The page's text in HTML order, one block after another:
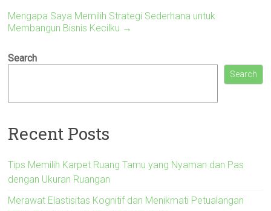
Mengapa Saya Memilih Strategi Sederhana untuk
Membangun Bisnis Kecilku →
Search
Search
Recent Posts
Tips Memilih Karpet Ruang Tamu yang Nyaman dan Pas
dengan Ukuran Ruangan
Merawat Elastisitas Kognitif dan Menikmati Petualangan